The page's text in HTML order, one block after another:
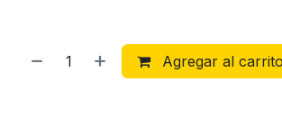
Agregar al carrito